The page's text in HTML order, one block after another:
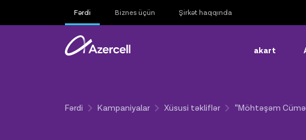
Fərdi Biznes üçün Şirkət haqqında
akart
Fərdi Kampaniyalar Xüsusi təkliflər “Möhtəşəm